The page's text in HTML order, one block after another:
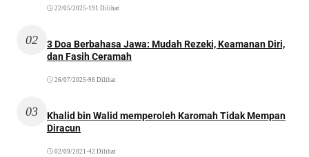
22/05/2025 •191 Dilihat
02
3 Doa Berbahasa Jawa: Mudah Rezeki, Keamanan Diri,
dan Fasih Ceramah
26/07/2025 •98 Dilihat
03
Khalid bin Walid memperoleh Karomah Tidak Mempan
Diracun
02/09/2021 •42 Dilihat